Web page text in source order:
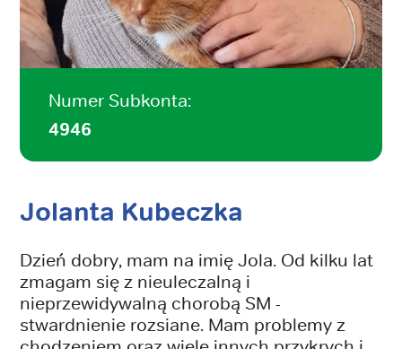
Numer Subkonta:
4946
Jolanta Kubeczka
Dzień dobry, mam na imię Jola. Od kilku lat
zmagam się z nieuleczalną i
nieprzewidywalną chorobą SM -
stwardnienie rozsiane. Mam problemy z